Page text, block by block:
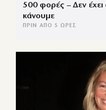
500 φορές – Δεν έχει
κάνουμε
ΠΡΙΝ ΑΠΌ 5 ΏΡΕΣ